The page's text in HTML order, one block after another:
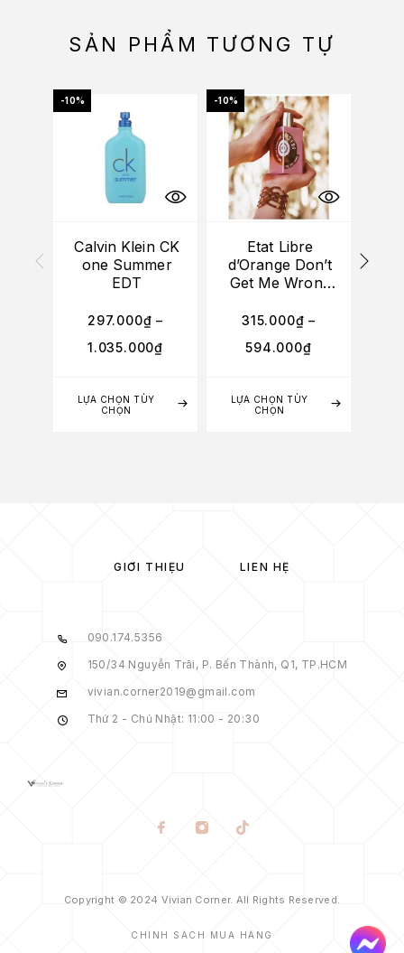
SẢN PHẨM TƯƠNG TỰ
-10%
LỰA CHỌN TÙY
CHỌN
Calvin Klein CK
one Summer
EDT
297.000₫ –
1.035.000₫
-10%
LỰA CHỌN TÙY
CHỌN
Etat Libre
d’Orange Don’t
Get Me Wrong
EDP
315.000₫ –
594.000₫
GIỚI THIỆU LIÊN HỆ
090.174.5356
150/34 Nguyễn Trãi, P. Bến Thành, Q1, TP.HCM
vivian.corner2019@gmail.com
Thứ 2 - Chủ Nhật: 11:00 - 20:30
Copyright © 2024 Vivian Corner. All Rights Reserved.
CHÍNH SÁCH MUA HÀNG